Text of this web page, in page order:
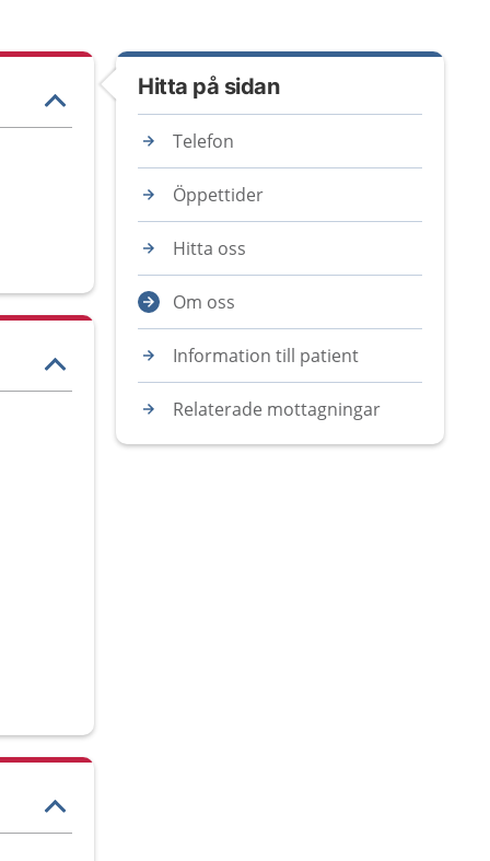
Hitta på sidan
Telefon
Öppettider
Hitta oss
Om oss
Information till patient
Relaterade mottagningar